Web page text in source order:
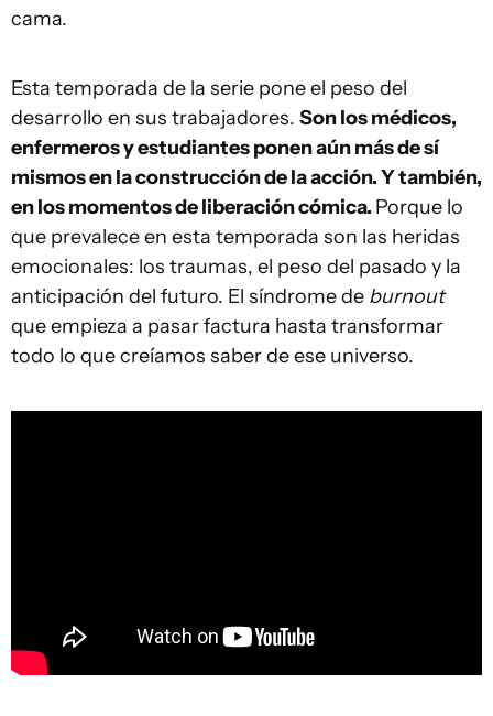
cama.
Esta temporada de la serie pone el peso del
desarrollo en sus trabajadores. Son los médicos,
enfermeros y estudiantes ponen aún más de sí
mismos en la construcción de la acción. Y también,
en los momentos de liberación cómica. Porque lo
que prevalece en esta temporada son las heridas
emocionales: los traumas, el peso del pasado y la
anticipación del futuro. El síndrome de burnout
que empieza a pasar factura hasta transformar
todo lo que creíamos saber de ese universo.